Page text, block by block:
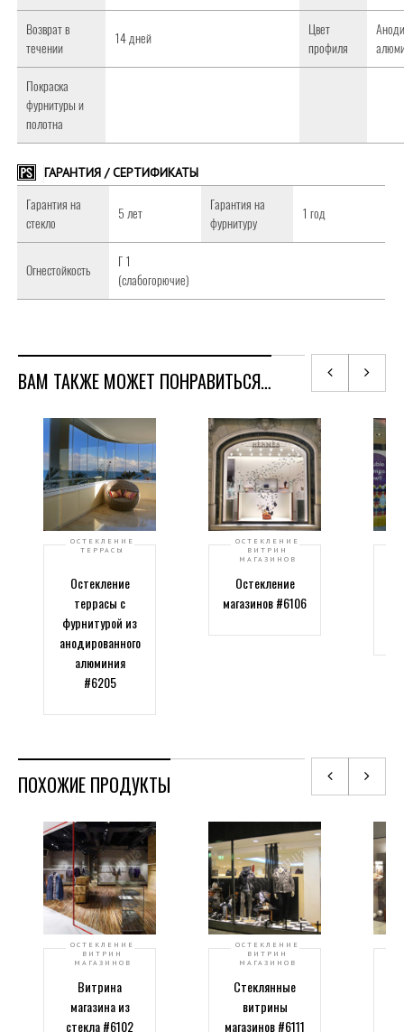
Возврат в
течении
14 дней
Цвет
профиля
Покраска
фурнитуры и
полотна
ГАРАНТИЯ / СЕРТИФИКАТЫ
Гарантия на
стекло
5 лет
Гарантия на
фурнитуру
1 год
Огнестойкость
Г 1
(слабогорючие)
ВАМ ТАКЖЕ МОЖЕТ ПОНРАВИТЬСЯ…
ОСТЕКЛЕНИЕ
ТЕРРАСЫ
Остекление
террасы с
фурнитурой из
анодированного
алюминия
#6205
ОСТЕКЛЕНИЕ
ВИТРИН
МАГАЗИНОВ
Остекление
магазинов #6106
ПОХОЖИЕ ПРОДУКТЫ
ОСТЕКЛЕНИЕ
ВИТРИН
МАГАЗИНОВ
Витрина
магазина из
стекла #6102
ОСТЕКЛЕНИЕ
ВИТРИН
МАГАЗИНОВ
Стеклянные
витрины
магазинов #6111